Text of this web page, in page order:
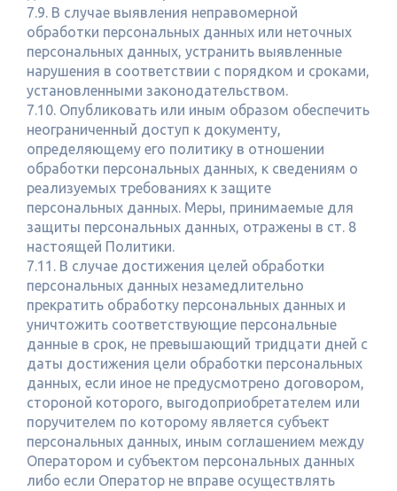
7.9. В случае выявления неправомерной
обработки персональных данных или неточных
персональных данных, устранить выявленные
нарушения в соответствии с порядком и сроками,
установленными законодательством.
7.10. Опубликовать или иным образом обеспечить
неограниченный доступ к документу,
определяющему его политику в отношении
обработки персональных данных, к сведениям о
реализуемых требованиях к защите
персональных данных. Меры, принимаемые для
защиты персональных данных, отражены в ст. 8
настоящей Политики.
7.11. В случае достижения целей обработки
персональных данных незамедлительно
прекратить обработку персональных данных и
уничтожить соответствующие персональные
данные в срок, не превышающий тридцати дней с
даты достижения цели обработки персональных
данных, если иное не предусмотрено договором,
стороной которого, выгодоприобретателем или
поручителем по которому является субъект
персональных данных, иным соглашением между
Оператором и субъектом персональных данных
либо если Оператор не вправе осуществлять